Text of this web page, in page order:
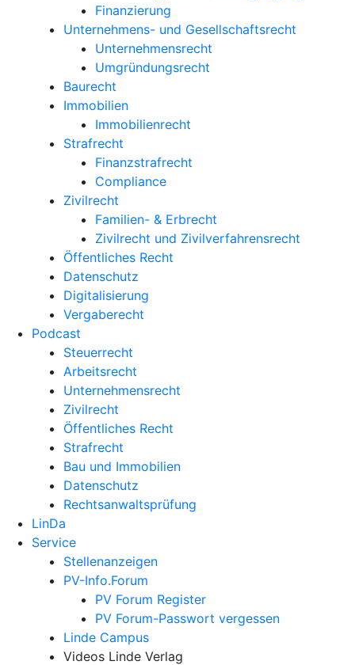
Finanzierung
Unternehmens- und Gesellschaftsrecht
Unternehmensrecht
Umgründungsrecht
Baurecht
Immobilien
Immobilienrecht
Strafrecht
Finanzstrafrecht
Compliance
Zivilrecht
Familien- & Erbrecht
Zivilrecht und Zivilverfahrensrecht
Öffentliches Recht
Datenschutz
Digitalisierung
Vergaberecht
Podcast
Steuerrecht
Arbeitsrecht
Unternehmens­recht
Zivilrecht
Öffentliches Recht
Strafrecht
Bau und Immobilien
Datenschutz
Rechtsanwalts­prüfung
LinDa
Service
Stellenanzeigen
PV-Info.Forum
PV Forum Register
PV Forum-Passwort vergessen
Linde Campus
Videos Linde Verlag